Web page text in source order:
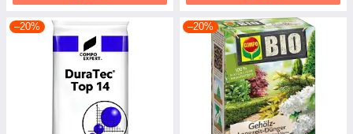
–20% –20%